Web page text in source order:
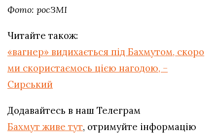
Фото: росЗМІ
Читайте також:
«вагнер» видихається під Бахмутом, скоро
ми скористаємось цією нагодою, –
Сирський
Додавайтесь в наш Телеграм
Бахмут живе тут, отримуйте інформацію